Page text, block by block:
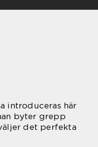
introduceras här
byter grepp
det perfekta